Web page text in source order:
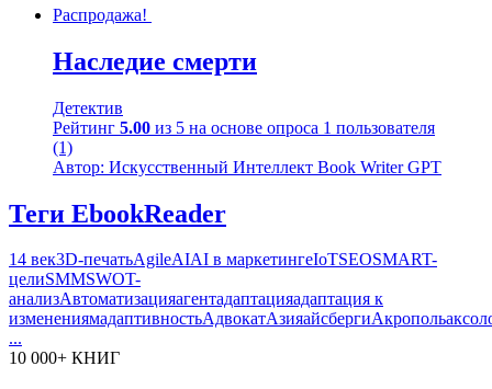
Распродажа!
Наследие смерти
Детектив
Рейтинг 5.00 из 5 на основе опроса 1 пользователя
(1)
Автор: Искусственный Интеллект Book Writer GPT
Теги EbookReader
14 век3D-печатьAgileAIAI в маркетингеIoTSEOSMART-
целиSMMSWOT-
анализАвтоматизацияагентадаптацияадаптация к
изменениямадаптивностьАдвокатАзияайсбергиАкрополь
...
10 000+ КНИГ